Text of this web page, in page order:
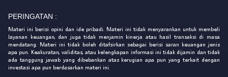
PERINGATAN :
Materi ini berisi opini dan ide pribadi. Materi ini tidak menyarankan untuk membeli
layanan keuangan, dan juga tidak menjamin kinerja atau hasil transaksi di masa
mendatang. Materi ini tidak boleh ditafsirkan sebagai berisi saran keuangan jenis
apa pun. Keakuratan, validitas, atau kelengkapan informasi ini tidak dijamin dan tidak
ada tanggung jawab yang dibebankan atas kerugian apa pun yang terkait dengan
investasi apa pun berdasarkan materi ini.